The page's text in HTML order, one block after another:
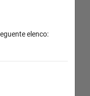
elenco: